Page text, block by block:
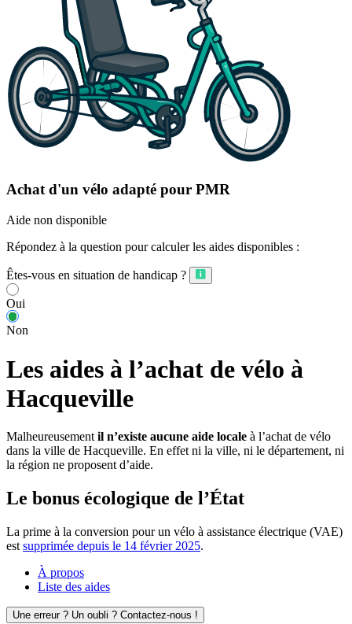
Achat d'un vélo adapté pour PMR
Aide non disponible
Répondez à la question pour calculer les aides disponibles :
Êtes-vous en situation de handicap ?
Oui
Non
Les aides à l’achat de vélo à
Hacqueville
Malheureusement il n’existe aucune aide locale à l’achat de vélo
dans la ville de Hacqueville. En effet ni la ville, ni le département, ni
la région ne proposent d’aide.
Le bonus écologique de l’État
La prime à la conversion pour un vélo à assistance électrique (VAE)
est supprimée depuis le 14 février 2025.
À propos
Liste des aides
Une erreur ? Un oubli ? Contactez-nous !